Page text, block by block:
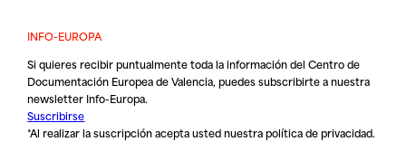
INFO-EUROPA
Si quieres recibir puntualmente toda la información del Centro de
Documentación Europea de Valencia, puedes subscribirte a nuestra
newsletter Info-Europa.
Suscribirse
*Al realizar la suscripción acepta usted nuestrapolítica de privacidad.